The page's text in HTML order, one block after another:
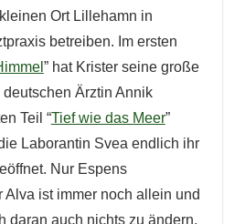
Ort Lillehamn in
betreiben. Im ersten
” hat Krister seine große
Ärztin Annik
Teil “Tief wie das Meer”
Laborantin Svea endlich ihr
Nur Espens
ist immer noch allein und
daran auch nichts zu ändern.